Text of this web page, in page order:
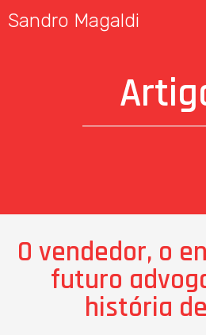
Sandro Magaldi
O vendedor, o
futuro
história